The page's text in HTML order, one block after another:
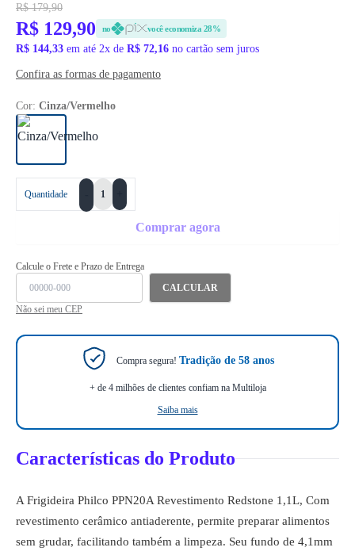
R$ 179,90
R$ 129,90 no você economiza 28%
R$ 144,33 em até 2x de R$ 72,16 no cartão sem juros
Confira as formas de pagamento
Cor: Cinza/Vermelho
Quantidade
Comprar agora
Calcule o Frete e Prazo de Entrega
CALCULAR
Não sei meu CEP
Compra segura! Tradição de 58 anos
+ de 4 milhões de clientes confiam na Multiloja
Saiba mais
Características do Produto
A Frigideira Philco PPN20A Revestimento Redstone 1,1L, Com
revestimento cerâmico antiaderente, permite preparar alimentos
sem grudar, facilitando também a limpeza. Seu fundo de 4,1mm